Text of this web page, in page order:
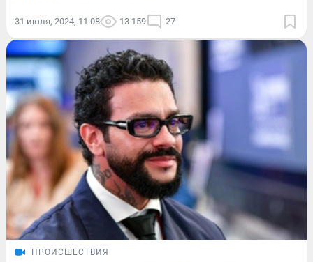
31 июля, 2024, 11:08 13 159 27
ПРОИСШЕСТВИЯ